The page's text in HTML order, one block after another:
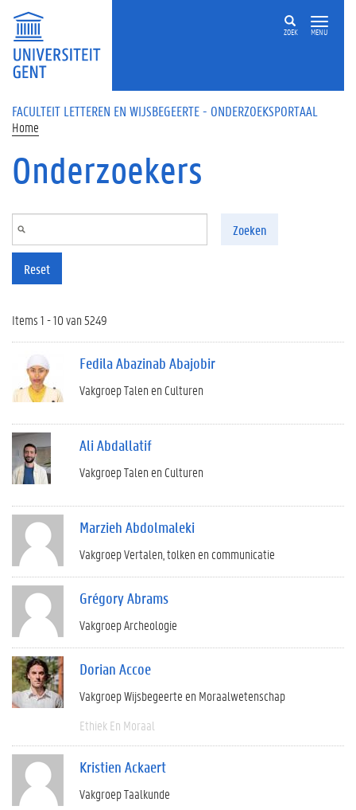
Overslaan en naar de inhoud gaan
ZOEK MENU
FACULTEIT LETTEREN EN WIJSBEGEERTE - ONDERZOEKSPORTAAL
Home
Onderzoekers
Zoeken
Reset
Items 1 - 10 van 5249
Fedila Abazinab Abajobir
Vakgroep Talen en Culturen
Ali Abdallatif
Vakgroep Talen en Culturen
Marzieh Abdolmaleki
Vakgroep Vertalen, tolken en communicatie
Grégory Abrams
Vakgroep Archeologie
Dorian Accoe
Vakgroep Wijsbegeerte en Moraalwetenschap
Ethiek En Moraal
Kristien Ackaert
Vakgroep Taalkunde